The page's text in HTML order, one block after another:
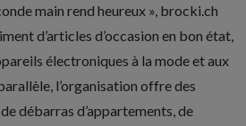
main rend heureux », brocki.ch
d’articles d’occasion en bon état,
électroniques à la mode et aux
l’organisation offre des
débarras d’appartements, de